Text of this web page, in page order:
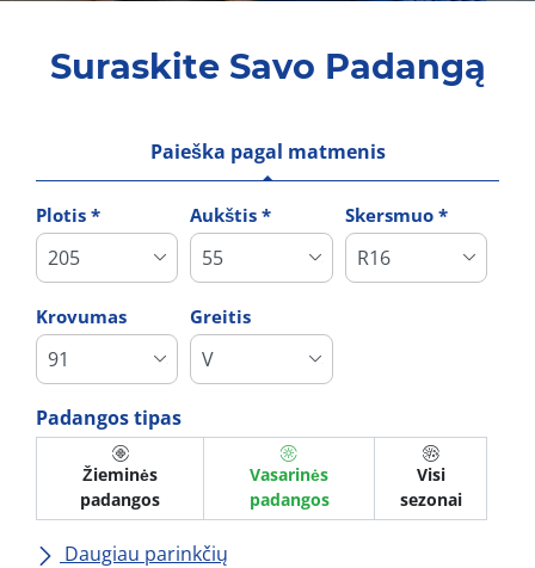
Suraskite Savo Padangą
Paieška pagal matmenis
Plotis * Aukštis * Skersmuo *
Krovumas Greitis
Padangos tipas
Žieminės
padangos
Vasarinės
padangos
Visi
sezonai
Daugiau parinkčių